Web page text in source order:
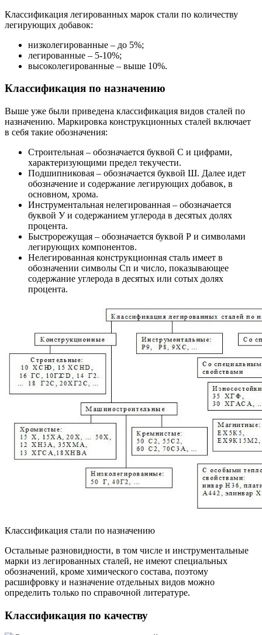
Классификация легированных марок стали по количеству
легирующих добавок:
низколегированные – до 5%;
легированные – 5-10%;
высоколегированные – выше 10%.
Классификация по назначению
Выше уже были приведена классификация видов сталей по
назначению. Маркировка конструкционных сталей включает
в себя такие обозначения:
Строительная – обозначается буквой С и цифрами,
характеризующими предел текучести.
Подшипниковая – обозначается буквой Ш. Далее идет
обозначение и содержание легирующих добавок, в
основном, хрома.
Инструментальная нелегированная – обозначается
буквой У и содержанием углерода в десятых долях
процента.
Быстрорежущая – обозначается буквой Р и символами
легирующих компонентов.
Нелегированная конструкционная сталь имеет в
обозначении символы Сп и число, показывающее
содержание углерода в десятых или сотых долях
процента.
Классификация стали по назначению
Остальные разновидности, в том числе и инструментальные
марки из легированных сталей, не имеют специальных
обозначений, кроме химического состава, поэтому
расшифровку и назначение отдельных видов можно
определить только по справочной литературе.
Классификация по качеству